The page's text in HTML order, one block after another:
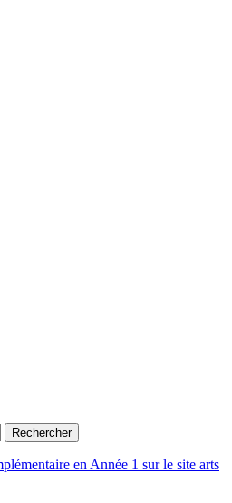
en Année 1 sur le site arts